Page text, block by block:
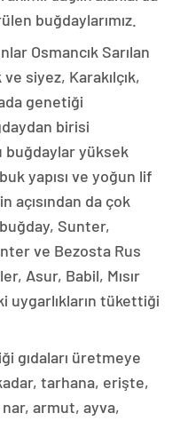
buğdaylarımız.
Osmancık Sarılan
siyez, Karakılçık,
genetiği
birisi
buğdaylar yüksek
yapısı ve yoğun lif
açısından da çok
Sunter,
ve Bezosta Rus
Asur, Babil, Mısır
uygarlıkların tükettiği
gıdaları üretmeye
tarhana, erişte,
nar, armut, ayva,